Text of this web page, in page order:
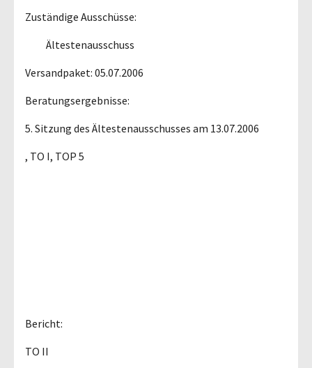
Zuständige Ausschüsse:
Ältestenausschuss
Versandpaket: 05.07.2006
Beratungsergebnisse:
5. Sitzung des Ältestenausschusses am 13.07.2006
, TO I, TOP 5
Bericht:
TO II